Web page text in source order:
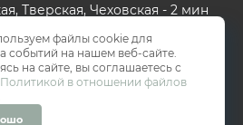
Тверская, Чеховская - 2 мин
Санатории и Отели
файлы cookie для
событий на нашем веб-сайте.
на сайте, вы соглашаетесь с
Политикой в отношении файлов